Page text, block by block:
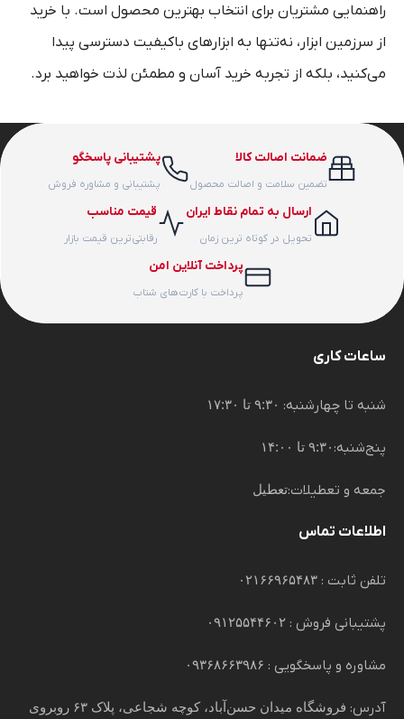
راهنمایی مشتریان برای انتخاب بهترین محصول است. با خرید
از سرزمین ابزار، نه‌تنها به ابزارهای باکیفیت دسترسی پیدا
می‌کنید، بلکه از تجربه خرید آسان و مطمئن لذت خواهید برد.
ضمانت اصالت کالا
تضمین سلامت و اصالت محصول
پشتیبانی پاسخگو
پشتیبانی و مشاوره فروش
ارسال به تمام نقاط ایران
تحویل در کوتاه ترین زمان
قیمت مناسب
رقابتی‌ترین قیمت بازار
پرداخت آنلاین امن
پرداخت با کارت‌های شتاب
ساعات کاری
شنبه تا چهارشنبه: ۹:۳۰ تا ۱۷:۳۰
پنج‌شنبه: ۹:۳۰ تا ۱۴:۰۰
جمعه و تعطیلات:تعطیل
اطلاعات تماس
تلفن ثابت : ۰۲۱۶۶۹۶۵۴۸۳
پشتیبانی فروش : ۰۹۱۲۵۵۴۴۶۰۲
مشاوره و پاسخگویی : ۰۹۳۶۸۶۶۳۹۸۶
آدرس: فروشگاه میدان حسن‌آباد، کوچه شجاعی، پلاک ۶۳ روبروی